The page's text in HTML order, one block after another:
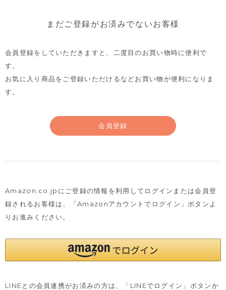
まだご登録がお済みでないお客様
会員登録をしていただきますと、二度目のお買い物時に便利で
す。
お気に入り商品をご登録いただけるなどお買い物が便利になりま
す。
会員登録
Amazon.co.jpにご登録の情報を利用してログインまたは会員登
録されるお客様は、
「Amazonアカウントでログイン」ボタンよ
りお進みください。
LINEとの会員連携がお済みの方は、「LINEでログイン」ボタンか